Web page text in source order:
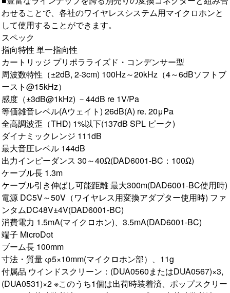
わせることで、各社のワイヤレスシステム用マイクロホンと
して使用することができます。
スペック
指向特性 単一指向性
カートリッジ プリポラライズド・コンデンサー型
周波数特性（±2dB, 2-3cm) 100Hz～20kHz（4～6dBソフトブ
ースト@15kHz）
感度（±3dB@1kHz) －44dB re 1V/Pa
等価雑音レベル(Aウェイト) 26dB(A) re. 20μPa
全高調波歪（THD) 1%以下(137dB SPL ピーク)
ダイナミックレンジ 111dB
最大音圧レベル 144dB
出力インピーダンス 30～40Ω(DAD6001-BC：100Ω)
ケーブル長 1.3m
ケーブル引き伸ばし可能距離 最大300m(DAD6001-BC使用時)
電源 DC5V～50V（ワイヤレス用変換アダプター使用時) ファ
ンタムDC48V±4V(DAD6001-BC)
消費電力 1.5mA(マイクロホン)、3.5mA(DAD6001-BC)
端子 MicroDot
ブーム長 100mm
寸法・質量 φ5×10mm(マイクロホン部）、11g
付属品 ウインドスクリーン：(DUA0560またはDUA0567)×3,
(DUA0531)×2 ※このうち1個は出荷時装着済、ポップスクリー